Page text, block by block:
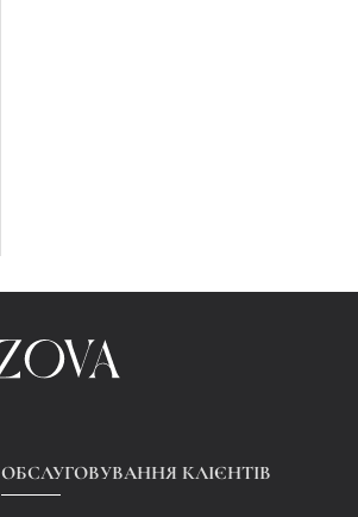
ОБСЛУГОВУВАННЯ КЛІЄНТІВ